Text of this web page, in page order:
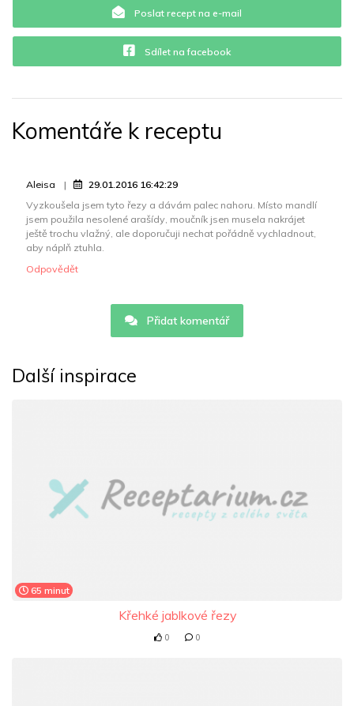
Poslat recept na e-mail
Sdílet na facebook
Komentáře k receptu
Aleisa
29.01.2016 16:42:29
Vyzkoušela jsem tyto řezy a dávám palec nahoru. Místo mandlí
jsem použila nesolené arašídy, moučník jsen musela nakrájet
ještě trochu vlažný, ale doporučuji nechat pořádně vychladnout,
aby náplň ztuhla.
Odpovědět
Přidat komentář
Další inspirace
65 minut
Křehké jablkové řezy
0 0